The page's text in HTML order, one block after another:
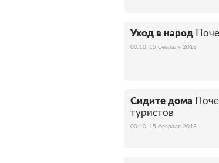
Уход в народ
00:10, 15 февраля 2018
Сидите дома
туристов
00:10, 15 февраля 2018